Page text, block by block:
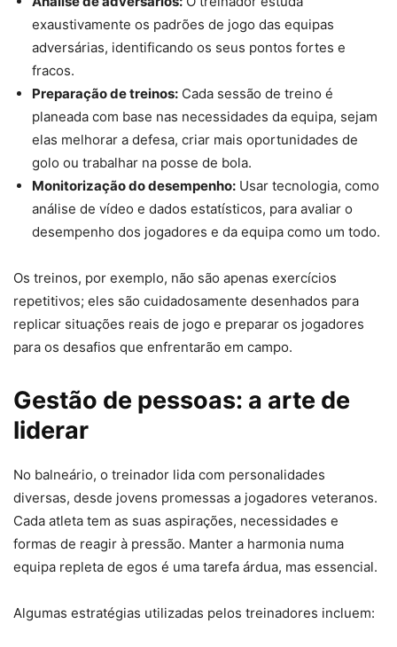
exaustivamente os padrões de jogo das equipas
adversárias, identificando os seus pontos fortes e
fracos.
Preparação de treinos: Cada sessão de treino é
planeada com base nas necessidades da equipa, sejam
elas melhorar a defesa, criar mais oportunidades de
golo ou trabalhar na posse de bola.
Monitorização do desempenho: Usar tecnologia, como
análise de vídeo e dados estatísticos, para avaliar o
desempenho dos jogadores e da equipa como um todo.
Os treinos, por exemplo, não são apenas exercícios
repetitivos; eles são cuidadosamente desenhados para
replicar situações reais de jogo e preparar os jogadores
para os desafios que enfrentarão em campo.
Gestão de pessoas: a arte de
liderar
No balneário, o treinador lida com personalidades
diversas, desde jovens promessas a jogadores veteranos.
Cada atleta tem as suas aspirações, necessidades e
formas de reagir à pressão. Manter a harmonia numa
equipa repleta de egos é uma tarefa árdua, mas essencial.
Algumas estratégias utilizadas pelos treinadores incluem: